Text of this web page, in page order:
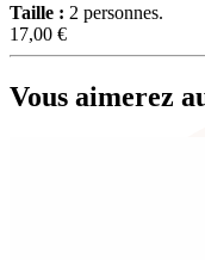
Taille : 2 personnes.
17,00 €
Vous aimerez